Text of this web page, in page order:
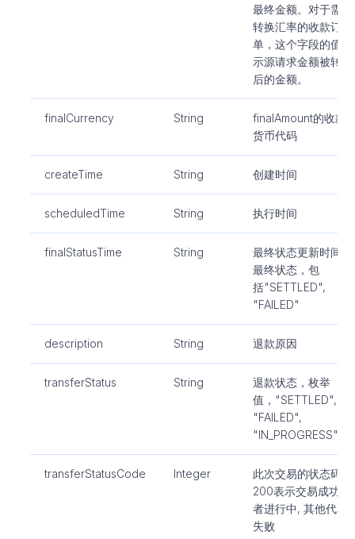
最终金额。对于需要
转换汇率的收款订
单，这个字段的值表
示源请求金额被转换
后的金额。
finalCurrency String
finalAmount的收款
货币代码
createTime String 创建时间
scheduledTime String 执行时间
finalStatusTime String
最终状态更新时间.
最终状态，包
括"SETTLED",
"FAILED"
description String 退款原因
transferStatus String
退款状态，枚举
值，"SETTLED",
"FAILED",
"IN_PROGRESS"
transferStatusCode Integer
此次交易的状态码,
200表示交易成功或
者进行中, 其他代表
失败